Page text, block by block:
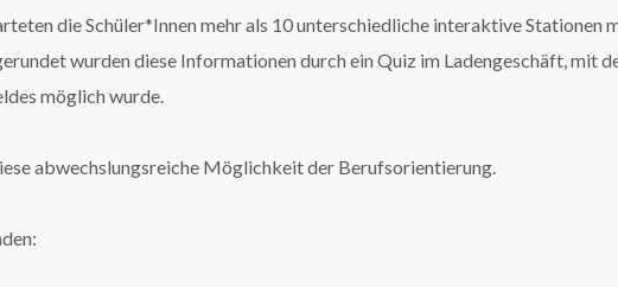
die Schüler*Innen mehr als 10 unterschiedliche interaktive Stationen
wurden diese Informationen durch ein Quiz im Ladengeschäft, mit
möglich wurde.
abwechslungsreiche Möglichkeit der Berufsorientierung.